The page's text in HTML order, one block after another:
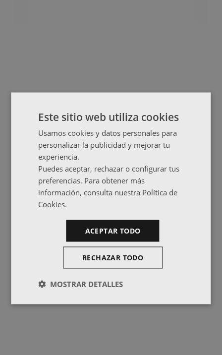
Este sitio web utiliza cookies
Usamos cookies y datos personales para
personalizar la publicidad y mejorar tu
experiencia.
Puedes aceptar, rechazar o configurar tus
preferencias. Para obtener más
información, consulta nuestra Política de
Cookies.
ACEPTAR TODO
RECHAZAR TODO
MOSTRAR DETALLES